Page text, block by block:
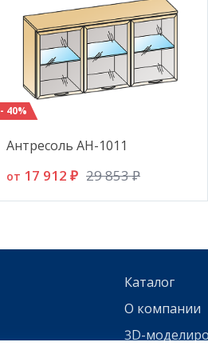
- 40%
Антресоль АН-1011
от 17 912 ₽ 29 853 ₽
Каталог
О компании
3D-